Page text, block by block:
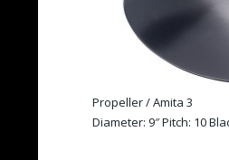
Propeller / Amita 3
Diameter: 9″ Pitch: 10